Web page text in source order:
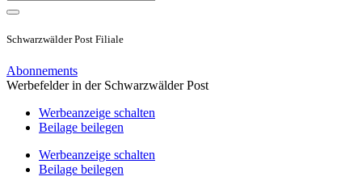
Schwarzwälder Post Filiale
Abonnements
Werbefelder in der Schwarzwälder Post
Werbeanzeige schalten
Beilage beilegen
Werbeanzeige schalten
Beilage beilegen